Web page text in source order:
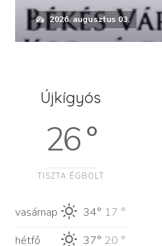
2026. augusztus 03.
Újkígyós
26 °
TISZTA ÉGBOLT
vasárnap 34° 17 °
hétfő
37° 20 °